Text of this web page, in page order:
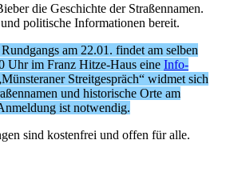
die Geschichte der Straßennamen.
politische Informationen bereit.
am 22.01. findet am selben
Uhr im Franz Hitze-Haus eine Info-
Streitgespräch“ widmet sich
und historische Orte am
ist notwendig.
sind kostenfrei und offen für alle.